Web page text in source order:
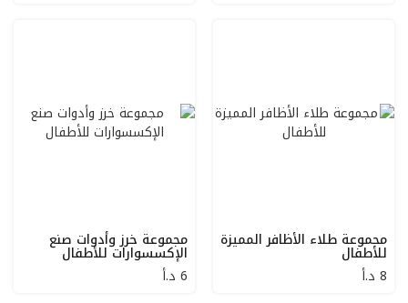
مجموعة طلاء الأظافر المميزة
للأطفال
8 د.أ
مجموعة خرز وأدوات صنع
الإكسسوارات للأطفال
6 د.أ